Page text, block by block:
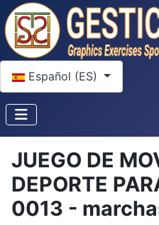
Seleccione su idioma
Español (ES)
JUEGO DE
DEPORTE
0013 -